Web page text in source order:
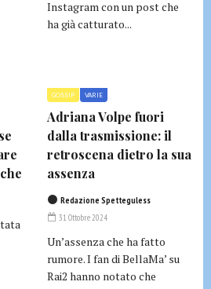
Instagram con un post che
ha già catturato...
GOSSIP VARIE
Adriana Volpe fuori
dalla trasmissione: il
retroscena dietro la sua
assenza
Redazione Spetteguless
31 Ottobre 2024
Un’assenza che ha fatto
rumore. I fan di BellaMa’ su
Rai2 hanno notato che